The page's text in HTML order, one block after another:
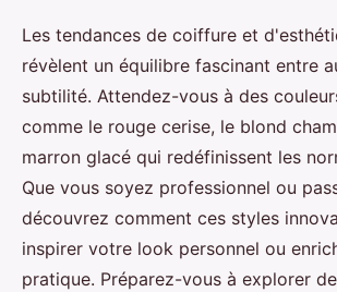
Les tendances de coiffure et
révèlent un équilibre fascinant entre
subtilité. Attendez-vous à des
comme le rouge cerise, le blond
marron glacé qui redéfinissent les
Que vous soyez professionnel ou
découvrez comment ces styles
inspirer votre look personnel ou
pratique. Préparez-vous à explorer